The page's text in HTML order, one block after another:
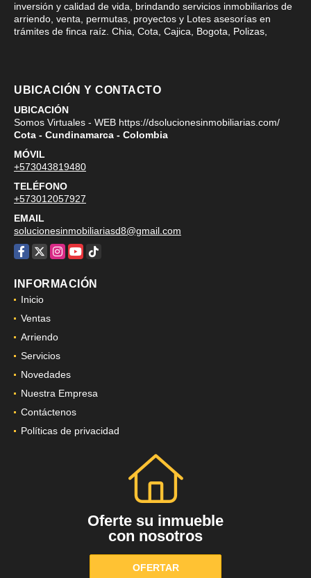
inversión y calidad de vida, brindando servicios inmobiliarios de
arriendo, venta, permutas, proyectos y Lotes asesorías en
trámites de finca raíz. Chia, Cota, Cajica, Bogota, Polizas,
UBICACIÓN Y CONTACTO
UBICACIÓN
Somos Virtuales - WEB https://dsolucionesinmobiliarias.com/
Cota - Cundinamarca - Colombia
MÓVIL
+573043819480
TELÉFONO
+573012057927
EMAIL
solucionesinmobiliariasd8@gmail.com
Facebook
X Instagram
YouTube
TikTok
INFORMACIÓN
Inicio
Ventas
Arriendo
Servicios
Novedades
Nuestra Empresa
Contáctenos
Políticas de privacidad
Oferte su inmueble
con nosotros
OFERTAR